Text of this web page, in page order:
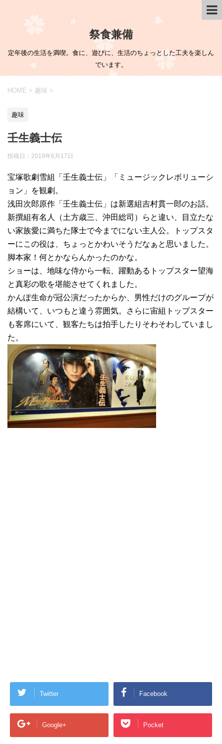
祭食兼備
定年後の生活を満喫。食に、遊びに、生活のちょっとした工夫を楽しん
でいます。
HOME > 趣味 >
趣味
壬生義士伝
投稿日： 2019年6月17日
宝塚歌劇雪組「壬生義士伝」「ミュージックレボリューシ
ョン」を観劇。
浅田次郎原作「壬生義士伝」は新選組吉村貫一郎のお話。
新撰組有名人（土方歳三、沖田総司）らと違い、目立たな
い家族愛に満ちた隊士で今までにない主人公。トップスタ
ーにこの役は、ちょっとかわいそうだなぁと思いました。
脚本家！何とかならんかったのかな。
ショーは、地味な侍から一転、躍動あるトップスター望海
と真彩の歌を堪能させてくれました。
かんぽ生命が冠公演だったからか、男性だけのグループが
結構いて、いつもと違う雰囲気。さらに宙組トップスター
も客席にいて、観客たちは拍手したりそわそわしていまし
た。
Twitter Facebook
Google+ Pocket